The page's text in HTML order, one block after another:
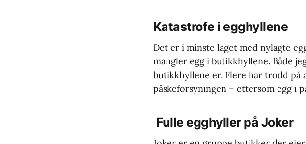
Katastrofe i egghyllene
Det er i minste laget med nylagte
mangler egg i butikkhyllene. Både
butikkhyllene er. Flere har trodd på
påskeforsyningen – ettersom egg i
Fulle egghyller på Joker